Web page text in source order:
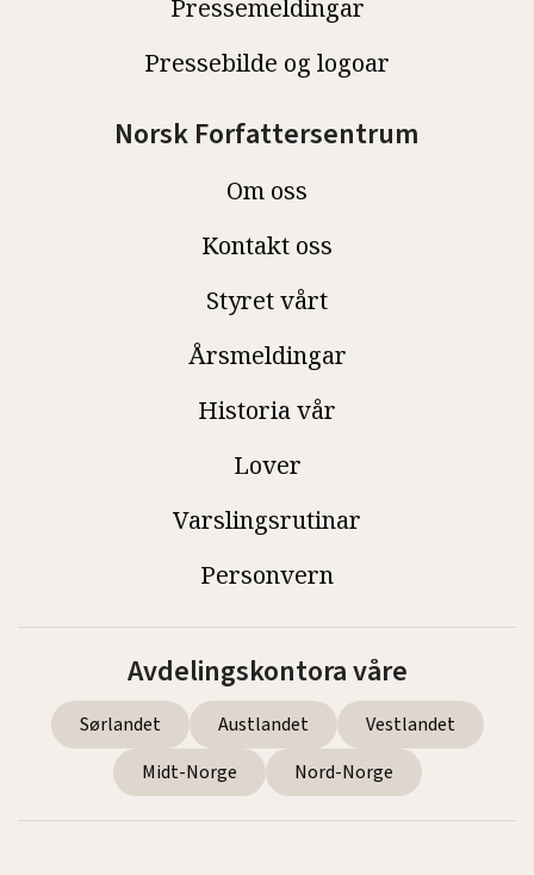
Pressemeldingar
Pressebilde og logoar
Norsk Forfattersentrum
Om oss
Kontakt oss
Styret vårt
Årsmeldingar
Historia vår
Lover
Varslingsrutinar
Personvern
Avdelingskontora våre
Sørlandet Austlandet
Vestlandet
Midt-Norge
Nord-Norge